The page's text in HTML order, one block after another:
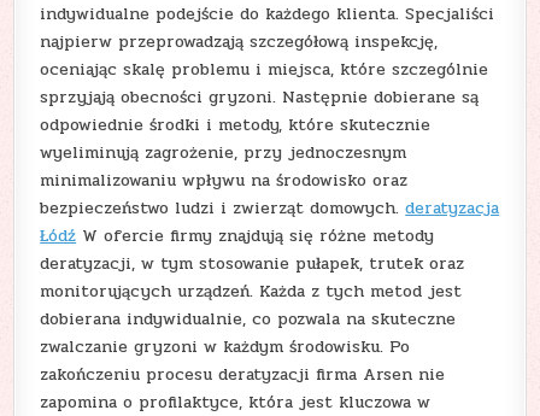
indywidualne podejście do każdego klienta. Specjaliści
najpierw przeprowadzają szczegółową inspekcję,
oceniając skalę problemu i miejsca, które szczególnie
sprzyjają obecności gryzoni. Następnie dobierane są
odpowiednie środki i metody, które skutecznie
wyeliminują zagrożenie, przy jednoczesnym
minimalizowaniu wpływu na środowisko oraz
bezpieczeństwo ludzi i zwierząt domowych.deratyzacja
Łódź W ofercie firmy znajdują się różne metody
deratyzacji, w tym stosowanie pułapek, trutek oraz
monitorujących urządzeń. Każda z tych metod jest
dobierana indywidualnie, co pozwala na skuteczne
zwalczanie gryzoni w każdym środowisku. Po
zakończeniu procesu deratyzacji firma Arsen nie
zapomina o profilaktyce, która jest kluczowa w